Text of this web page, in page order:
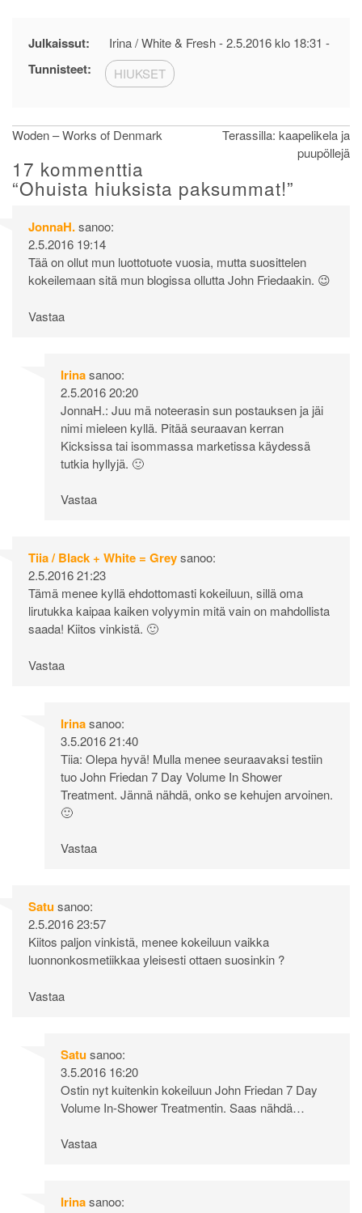
Julkaissut: Irina / White & Fresh -2.5.2016 klo 18:31 -
Tunnisteet: HIUKSET
Artikkelien
selaus
Woden – Works of Denmark
Terassilla: kaapelikela ja
puupöllejä
17 kommenttia
“Ohuista hiuksista paksummat!”
JonnaH.sanoo:
2.5.2016 19:14
Tää on ollut mun luottotuote vuosia, mutta suosittelen
kokeilemaan sitä mun blogissa ollutta John Friedaakin. 😉
Vastaa
Irinasanoo:
2.5.2016 20:20
JonnaH.: Juu mä noteerasin sun postauksen ja jäi
nimi mieleen kyllä. Pitää seuraavan kerran
Kicksissa tai isommassa marketissa käydessä
tutkia hyllyjä. 🙂
Vastaa
Tiia / Black + White = Greysanoo:
2.5.2016 21:23
Tämä menee kyllä ehdottomasti kokeiluun, sillä oma
lirutukka kaipaa kaiken volyymin mitä vain on mahdollista
saada! Kiitos vinkistä. 🙂
Vastaa
Irinasanoo:
3.5.2016 21:40
Tiia: Olepa hyvä! Mulla menee seuraavaksi testiin
tuo John Friedan 7 Day Volume In Shower
Treatment. Jännä nähdä, onko se kehujen arvoinen.
🙂
Vastaa
Satusanoo:
2.5.2016 23:57
Kiitos paljon vinkistä, menee kokeiluun vaikka
luonnonkosmetiikkaa yleisesti ottaen suosinkin ?
Vastaa
Satusanoo:
3.5.2016 16:20
Ostin nyt kuitenkin kokeiluun John Friedan 7 Day
Volume In-Shower Treatmentin. Saas nähdä…
Vastaa
Irinasanoo: